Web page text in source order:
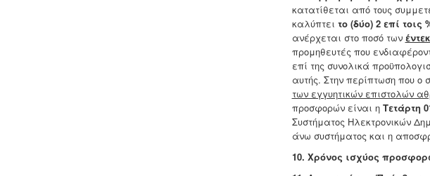
κατατίθεται από τους
καλύπτει το (δύο) 2 επί
ανέρχεται στο ποσό των
προμηθευτές που
επί της συνολικά
αυτής. Στην περίπτωση που
των εγγυητικών επιστολών
προσφορών είναι η Τετάρτη
Συστήματος Ηλεκτρονικών
άνω συστήματος και η
10. Χρόνος ισχύος